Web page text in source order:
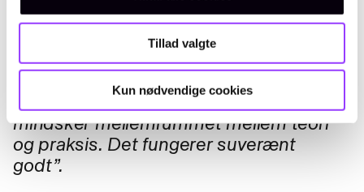
Tillad valgte
Kun nødvendige cookies
enig i:“I simulatoren kan jeg øve mig, og
hvis jeg kommer til at lave en fejl, sker
der ikke nogen skade,” fremhæver han.
Phillip Christiansen stemmer i:
“Simulatorerne er et redskab, der
mindsker mellemrummet mellem teori
og praksis. Det fungerer suverænt
godt”.